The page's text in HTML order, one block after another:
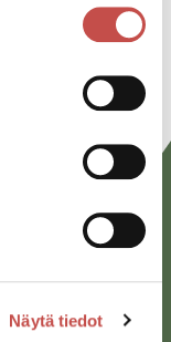
Näytä tiedot